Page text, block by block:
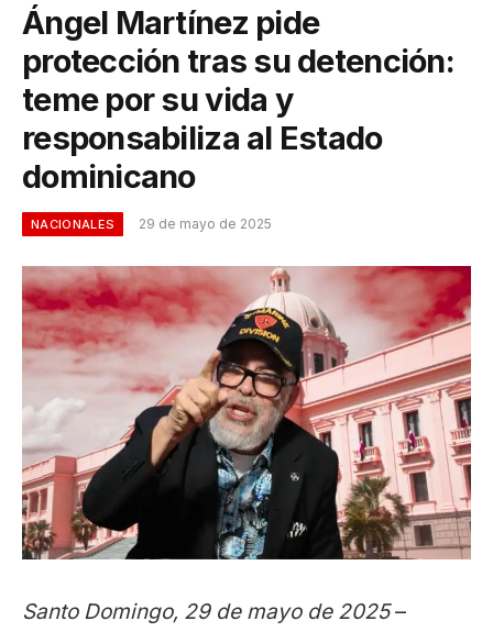
Ángel Martínez pide
protección tras su detención:
teme por su vida y
responsabiliza al Estado
dominicano
NACIONALES 29 de mayo de 2025
Santo Domingo, 29 de mayo de 2025–